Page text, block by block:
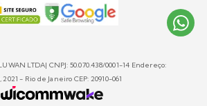
LTDA| CNPJ: 50.070.438/0001-14 Endereço:
- Rio de Janeiro CEP: 20910-061